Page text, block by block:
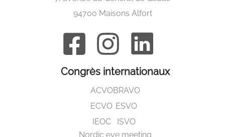
94700 Maisons Alfort
Congrès internationaux
ACVO
ECVO
IEOC
BRAVO
ESVO
ISVO
Nordic eye meeting